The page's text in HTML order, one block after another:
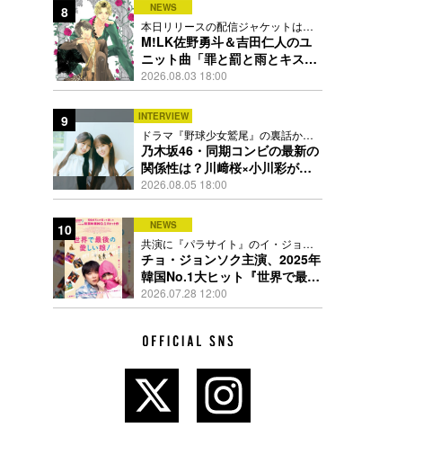
8 NEWS
本日リリースの配信ジャケットは
PEACH-PITが描き下ろし
M!LK佐野勇斗＆吉田仁人のユ
ニット曲「罪と罰と雨とキス」
MV公開、2人が霧雨と共に舞い
踊る
2026.08.03 18:00
9 INTERVIEW
ドラマ『野球少女鷲尾』の裏話から
隠れた素顔にたっぷり迫る
乃木坂46・同期コンビの最新の
関係性は？川﨑桜×小川彩が明
かす互いの推しポイント
2026.08.05 18:00
10 NEWS
共演に『パラサイト』のイ・ジョン
ウン＆チョ・ヨジョン
チョ・ジョンソク主演、2025年
韓国No.1大ヒット『世界で最後
の愛しい娘！』11月13日公開決
定
2026.07.28 12:00